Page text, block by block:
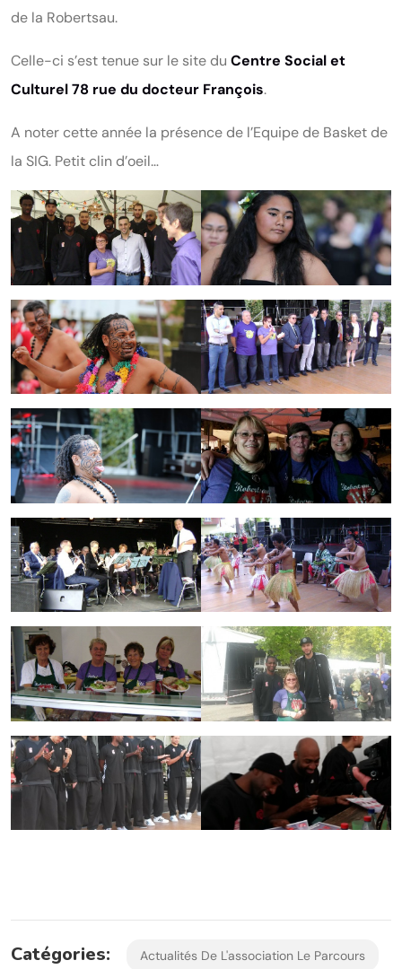
de la Robertsau.
Celle-ci s’est tenue sur le site du Centre Social et
Culturel 78 rue du docteur François.
A noter cette année la présence de l’Equipe de Basket de
la SIG. Petit clin d’oeil…
Catégories: Actualités De L'association Le Parcours